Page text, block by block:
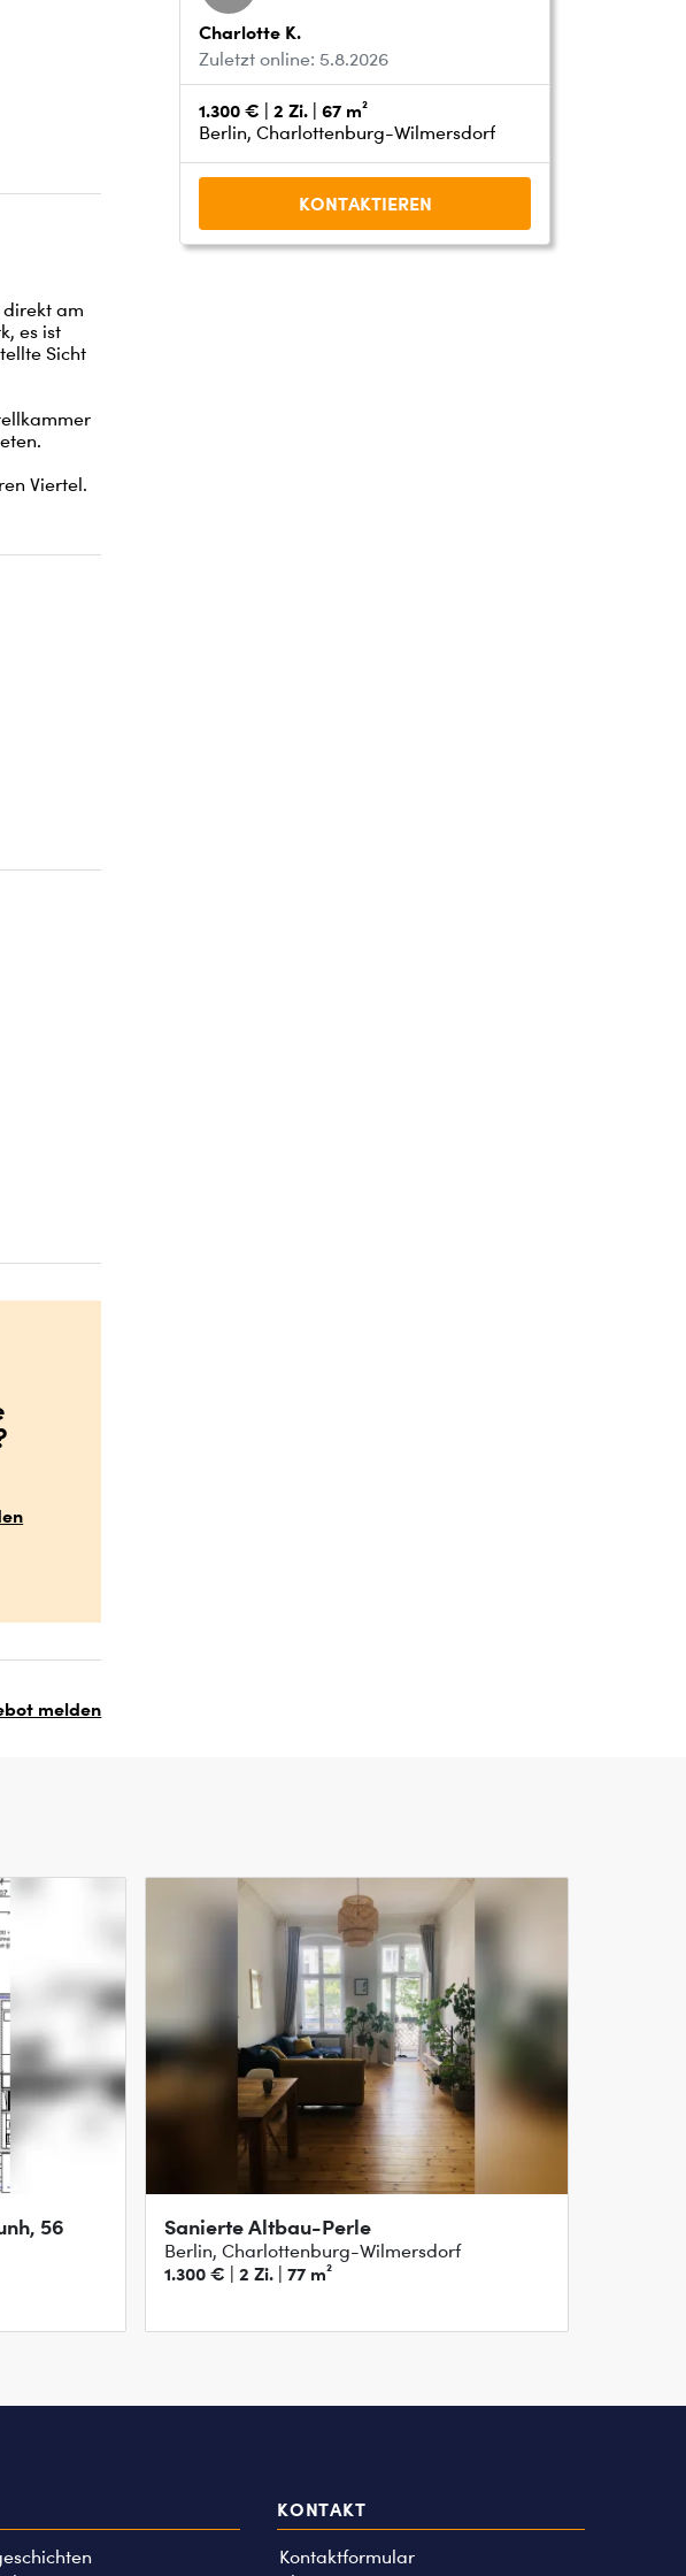
direkt am
es ist
Sicht
Viertel.
melden
Charlotte K.
Zuletzt online: 5.8.2026
1.300 € | 2 Zi. | 67 m²
Berlin, Charlottenburg-Wilmersdorf
KONTAKTIEREN
56
Sanierte Altbau-Perle
Berlin, Charlottenburg-Wilmersdorf
1.300 € | 2 Zi. | 77 m²
KONTAKT
Kontaktformular